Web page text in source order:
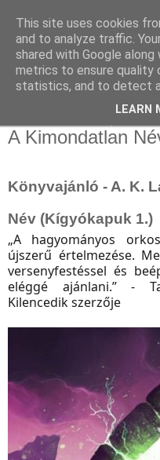
A Kimondatlan
Könyvajánló - A. K.
Név (Kígyókapuk 1.)
„A hagyományos
újszerű értelmezése.
versenyfestéssel és
eléggé ajánlani.” -
Kilencedik szerzője
This site uses cookies
and to analyze traffic.
shared with Google
metrics to ensure quality
statistics, and to detect
LEARN